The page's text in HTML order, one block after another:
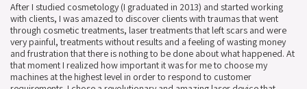
After I studied cosmetology (I graduated in 2013) and started working
with clients, I was amazed to discover clients with traumas that went
through cosmetic treatments, laser treatments that left scars and were
very painful, treatments without results and a feeling of wasting money
and frustration that there is nothing to be done about what happened. At
that moment I realized how important it was for me to choose my
machines at the highest level in order to respond to customer